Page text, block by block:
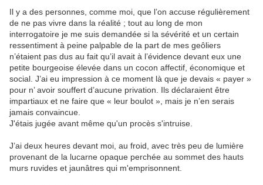
Il y a des personnes, comme moi, que l’on accuse régulièrement
de ne pas vivre dans la réalité ; tout au long de mon
interrogatoire je me suis demandée si la sévérité et un certain
ressentiment à peine palpable de la part de mes geôliers
n’étaient pas dus au fait qu’il avait à l’évidence devant eux une
petite bourgeoise élevée dans un cocon affectif, économique et
social. J’ai eu impression à ce moment là que je devais « payer »
pour n’ avoir souffert d’aucune privation. Ils déclaraient être
impartiaux et ne faire que « leur boulot », mais je n’en serais
jamais convaincue.
J'étais jugée avant même qu'un procès s'intruise.
J’ai deux heures devant moi, au froid, avec très peu de lumière
provenant de la lucarne opaque perchée au sommet des hauts
murs ruvides et jaunâtres qui m'emprisonnent.